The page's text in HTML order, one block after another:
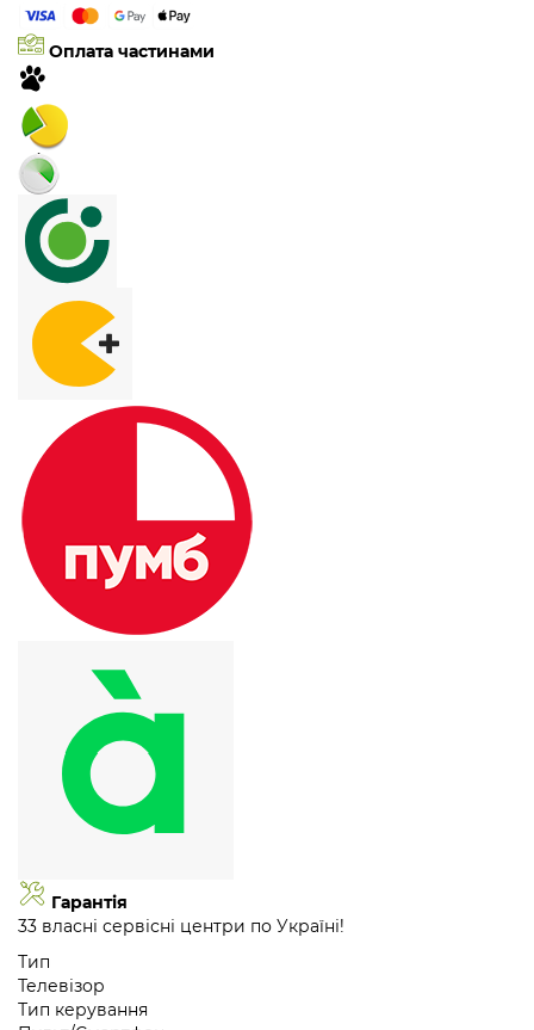
Оплата частинами
Гарантія
33 власні сервісні центри по Україні!
Тип
Телевізор
Тип керування